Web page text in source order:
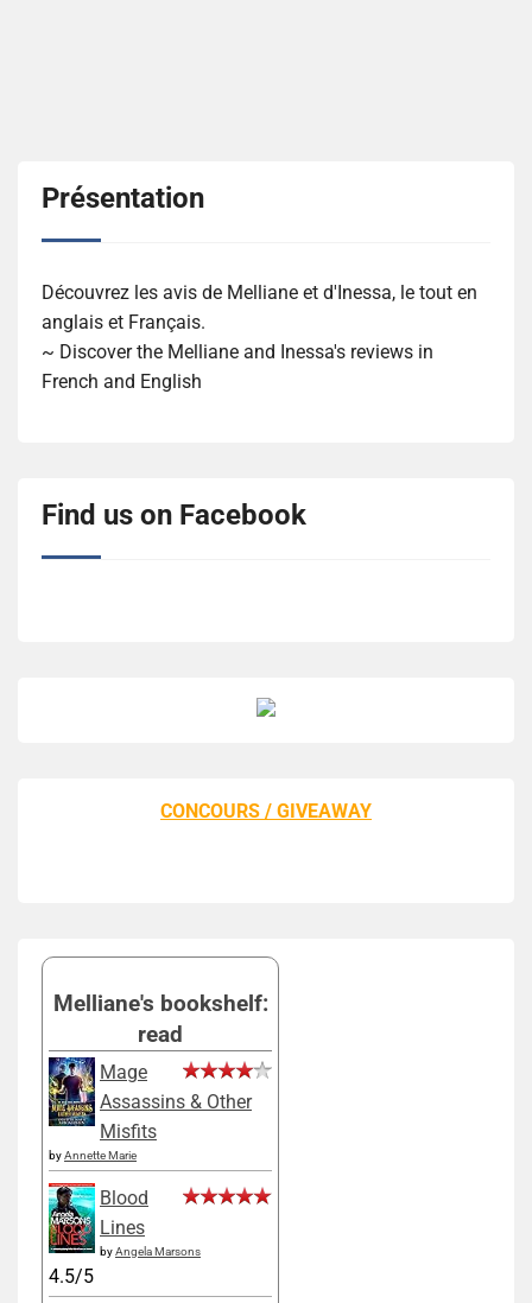
Présentation
Découvrez les avis de Melliane et d'Inessa, le tout en
anglais et Français.
~ Discover the Melliane and Inessa's reviews in
French and English
Find us on Facebook
CONCOURS / GIVEAWAY
Melliane's bookshelf:
read
Mage
Assassins & Other
Misfits
byAnnette Marie
Blood
Lines
byAngela Marsons
4.5/5